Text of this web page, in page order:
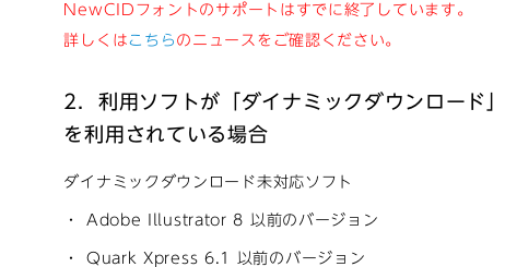
NewCIDフォントのサポートはすでに終了しています。
詳しくはこちら のニュースをご確認ください。
2．利用ソフトが「ダイナミックダウンロード
を利用されている場合
ダイナミックダウンロード未対応ソフト
・ Adobe Illustrator 8 以前のバージョン
・ Quark Xpress 6.1 以前のバージョン